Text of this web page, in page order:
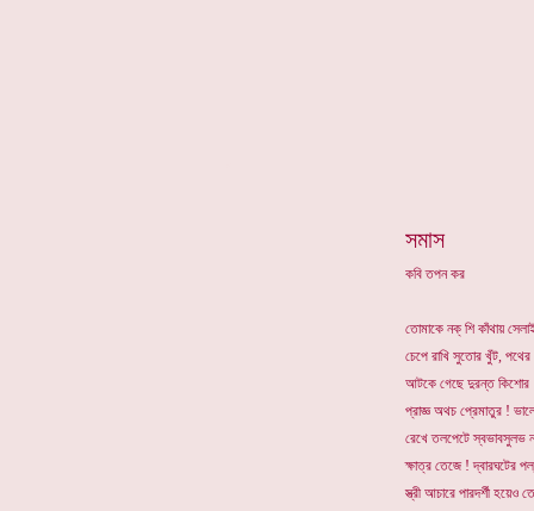
সমাস
কবি তপন কর
তোমাকে নক্ শি কাঁথায়
চেপে রাখি সুতোর খুঁট, পথের
আটকে গেছে দুরন্ত কিশোর
প্রাজ্ঞ অথচ প্রেমাতুর !
রেখে তলপেটে স্বভাবসুলভ
ক্ষাত্র তেজে ! দ্বারঘটের
স্ত্রী আচারে পারদর্শী হয়েও